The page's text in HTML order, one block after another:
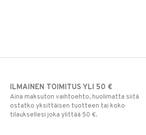
ILMAINEN TOIMITUS YLI 50 €
Aina maksuton vaihtoehto, huolimatta siitä
ostatko yksittäisen tuotteen tai koko
tilauksellesi joka ylittää 50 €.